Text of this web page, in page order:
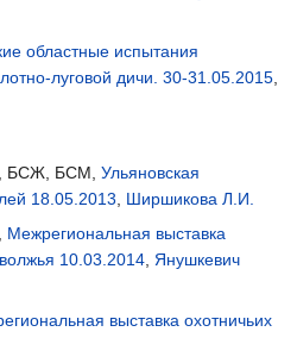
областные испытания
луговой дичи. 30-31.05.2015
БСЖ, БСМ, Ульяновская
18.05.2013
Ширшикова Л.И.
Межрегиональная выставка
10.03.2014 Янушкевич
выставка охотничьих